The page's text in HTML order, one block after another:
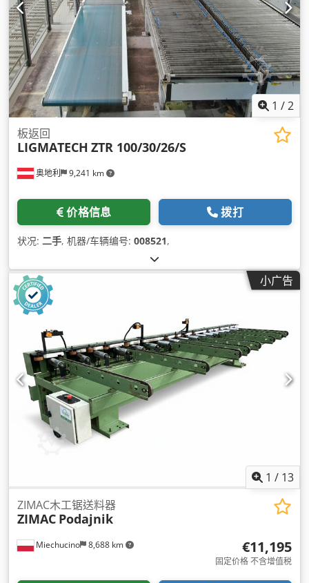
1 /2
奥地利 9,241 km
板返回
LIGMATECH ZTR 100/30/26/S
价格信息 拨打
状况: 二手, 机器/车辆编号: 008521,
小广告
1 / 13
Miechucino 8,688 km
ZIMAC木工锯送料器
ZIMAC Podajnik
€11,195
固定价格 不含增值税